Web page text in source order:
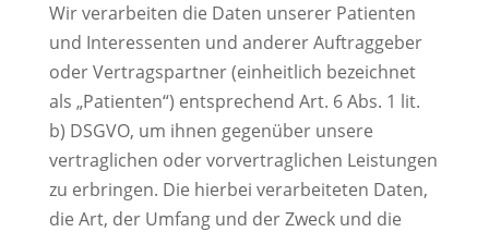
Wir verarbeiten die Daten unserer Patienten
und Interessenten und anderer Auftraggeber
oder Vertragspartner (einheitlich bezeichnet
als „Patienten“) entsprechend Art. 6 Abs. 1 lit.
b) DSGVO, um ihnen gegenüber unsere
vertraglichen oder vorvertraglichen Leistungen
zu erbringen. Die hierbei verarbeiteten Daten,
die Art, der Umfang und der Zweck und die